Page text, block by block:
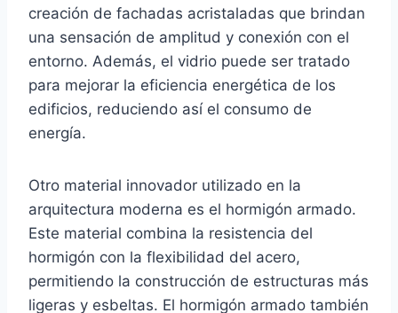
creación de fachadas acristaladas que brindan
una sensación de amplitud y conexión con el
entorno. Además, el vidrio puede ser tratado
para mejorar la eficiencia energética de los
edificios, reduciendo así el consumo de
energía.
Otro material innovador utilizado en la
arquitectura moderna es el hormigón armado.
Este material combina la resistencia del
hormigón con la flexibilidad del acero,
permitiendo la construcción de estructuras más
ligeras y esbeltas. El hormigón armado también